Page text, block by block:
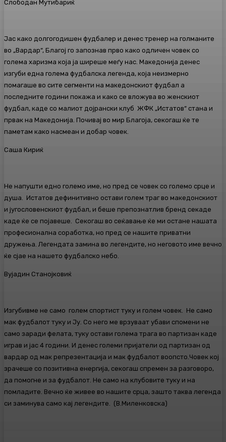
Слободан Мутибариќ
Јас како долгогодишен фудбалер и денес тренер на голманите
во „Вардар“, Благој го запознав прво како одличен човек со
голема харизма која ја ширеше меѓу нас. Македонија денес
изгуби една голема фудбалска легенда, која неизмерно
помагаше во сите сегменти на македонскиот фудбал а
последните години покажа и како се вложува во женскиот
фудбал, каде со малиот дојрански клуб ЖФК „Истатов“ стана и
првак на Македонија. Почивај во мир Благоја, секогаш ќе те
паметам како насмеан и добар човек.
Саша Кириќ
Не напушти едно големо име, но пред се човек со големо срце и
душа. Истатов дефинитивно остави голем траг во македонскиот
и југословенскиот фудбал, и беше препознатлив бренд секаде
каде ќе се појавеше. Секогаш во сеќавање ќе ми остане нашата
професионална соработка, но пред се нашите приватни
дружења. Легендата замина во легендите, но неговото име вечно
ќе сјае на нашето фудбалско небо.
Вујадин Станојковиќ
Изгубивме не само голем спортист туку и голем човек. Не само
мак фудбалот туку и Ју. Со него ме врзуваат убави спомени не
само заради фелата, туку остави голема трага во партизан каде
играв и јас 4 години. И денес големи пријатели од партизан од
вардар од мак репрезентација и мак фудбалот воопсто.Човек кој
зрачеше со позитивна енергија, секогаш спремен за разговоро,
да помогне и за фудбалот. Не само на клубовите туку и на
помладите. Вечно ќе живее во нашите срца, зашто таква легенда
си заминува само кај легендите. (В.Миленковска)